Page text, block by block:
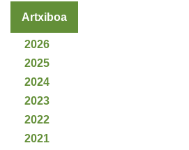
Artxiboa
2026
2025
2024
2023
2022
2021